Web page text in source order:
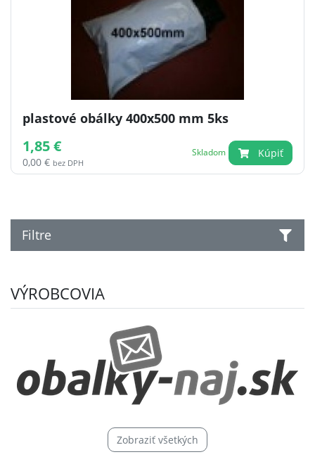
Filtre
plastové obálky 400x500 mm 5ks
1,85 €
0,00 € bez DPH
Skladom Kúpiť
VÝROBCOVIA
Zobraziť všetkých